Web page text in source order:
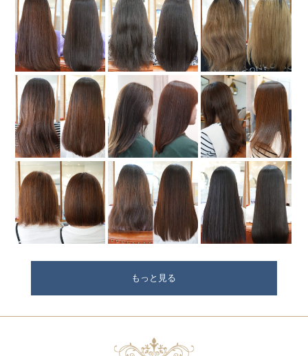
もっと見る